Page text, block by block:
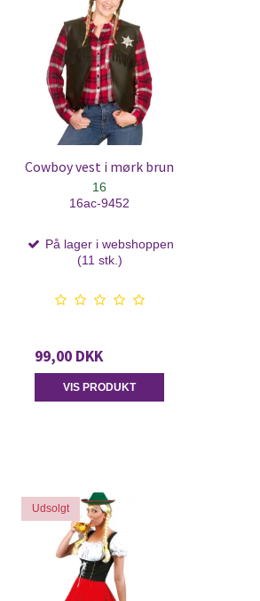
Cowboy vest i mørk brun
16
16ac-9452
På lager i webshoppen
(11 stk.)
99,00 DKK
VIS PRODUKT
Udsolgt